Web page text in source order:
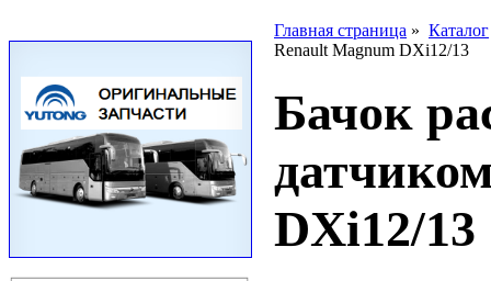
Главная страница » Каталог
Renault Magnum DXi12/13
Бачок
DXi12/13